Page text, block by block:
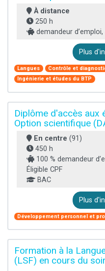
À distance
250 h
demandeur d’emploi,
Plus
Langues
Contrôle et
Ingénierie et études du BTP
Diplôme d'accès aux
Option scientifique
En centre (91)
450 h
100 % demandeur
Éligible CPF
BAC
Plus
Développement personnel et
Formation à la
(LSF) en cours du